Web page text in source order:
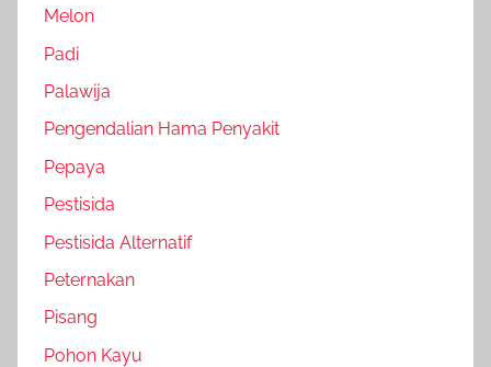
Melon
Padi
Palawija
Pengendalian Hama Penyakit
Pepaya
Pestisida
Pestisida Alternatif
Peternakan
Pisang
Pohon Kayu